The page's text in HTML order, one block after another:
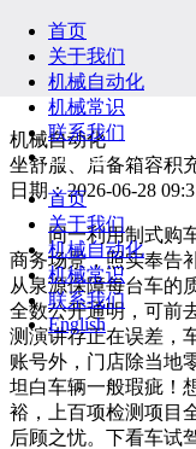
首页
关于我们
机械自动化
机械常识
联系我们
English
首页
关于我们
机械自动化
机械常识
联系我们
English
机械自动化
坐舒服、后备箱容积
日期：2026-06-28
同一利用制式购车
商务场景，照实奉告
从泉源保障每台车的
全数公开通明，可前
测演讲存正在误差，
账号外，门店除当地
坦白车辆一般瑕疵！
裕，上百项检测项目
后顾之忧。下看车试